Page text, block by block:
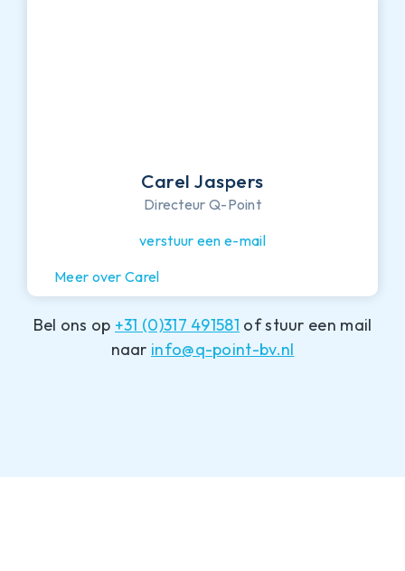
Carel Jaspers
Directeur Q-Point
verstuur een e-mail
Meer over Carel
Bel ons op +31 (0)317 491581 of stuur een mail
naar info@q-point-bv.nl